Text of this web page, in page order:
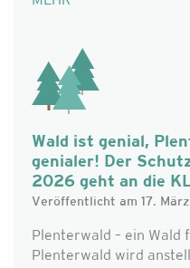
Wald ist genial,
genialer! Der
2026 geht an die
Veröffentlicht am 17.
Plenterwald – ein Wald
Plenterwald wird